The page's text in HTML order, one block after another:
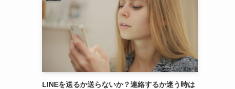
LINEを送るか送らないか？連絡するか迷う時は